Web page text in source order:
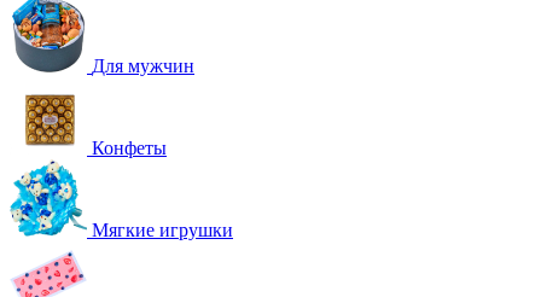
Для мужчин
Конфеты
Мягкие игрушки